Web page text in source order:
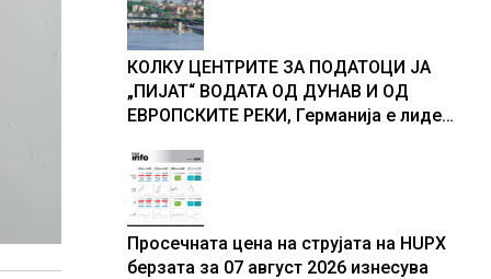
доживуваа овој настан што го
промени текот на историјата
КОЛКУ ЦЕНТРИТЕ ЗА ПОДАТОЦИ ЈА
„ПИЈАТ“ ВОДАТА ОД ДУНАВ И ОД
ЕВРОПСКИТЕ РЕКИ, Германија е лидер
центри за податоци
Просечната цена на струјата на HUPX
берзата за 07 август 2026 изнесува